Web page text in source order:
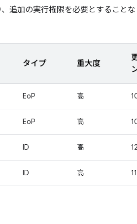
追加の実行権限を必要とすること
タイプ 重大度
EoP 高
EoP 高
ID 高 12
ID 高